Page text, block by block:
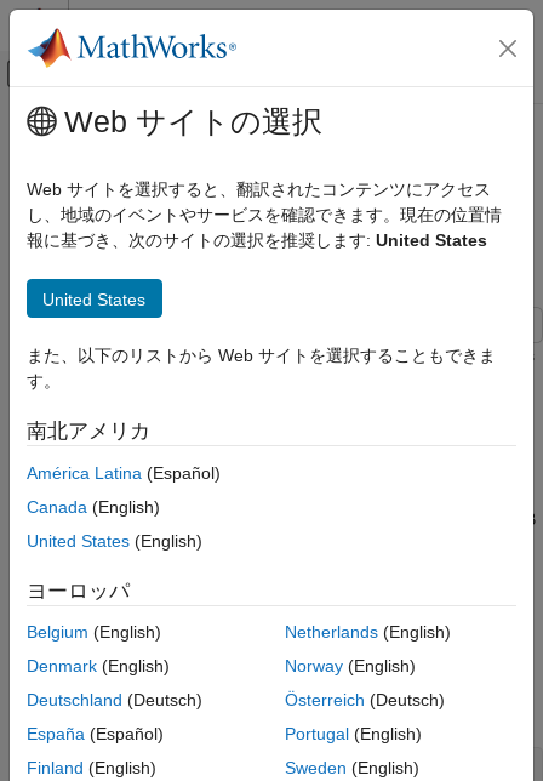
コンテンツへスキップ
オフキャンバス ナビゲーション メ
ドキュメンテーションのホーム
FPGA、ASIC、および SoC 開発
Fixed-Point Designer
Simulink での固定小数点行列演算
ハードウェア効率に優れた Complex Partial-
Systolic Matrix Solve Using Q-less QR
Decomposition の実装
項目一覧
行列の次元の定義
行列の生成
固定小数点データ型の選択
AMBA AXI ハンドシェーキング プロセス
非同期の行列ソルバー
モデル ワークスペースの変数の設定
出力データからの解の構成
出力の精度の検証
メインコンテンツ
ハードウェア効率に優れた
Complex Partial-Systolic Matrix
Solve Using Q-less QR
Decomposition の実装
この例では、Complex Partial-Systolic Matrix Solve Using Q-less
QR Decomposition ブロックを使用して、複素数値の行列方程式
示します。
前進代入と後退代入
上三角因子の準備が整うと、前進代入と後退代入が現在の入力 B
で計算され、出力 X が生成されます。
行列の次元の定義
列数を指定します。
m = 30; % Number of rows in A
Web サイトの選択
Web サイトを選択すると、翻訳されたコンテンツにアクセス
し、地域のイベントやサービスを確認できます。現在の位置情
報に基づき、次のサイトの選択を推奨します: United States
United States
また、以下のリストから Web サイトを選択することもできま
す。
南北アメリカ
América Latina (Español)
Canada (English)
United States (English)
ヨーロッパ
Belgium (English)
Denmark (English)
Deutschland (Deutsch)
España (Español)
Finland (English)
Netherlands(English)
Norway(English)
Österreich (Deutsch)
Portugal(English)
Sweden (English)